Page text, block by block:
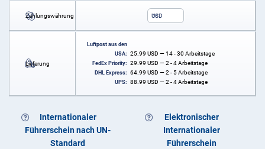
Zahlungswährung USD
Lieferung
Luftpost aus den
USA:
25.99 USD — 14 - 30 Arbeitstage
FedEx Priority: 29.99 USD — 2 - 4 Arbeitstage
DHL Express: 64.99 USD — 2 - 5 Arbeitstage
UPS: 88.99 USD — 2 - 4 Arbeitstage
Internationaler
Führerschein nach UN-
Standard
Elektronischer
Internationaler
Führerschein